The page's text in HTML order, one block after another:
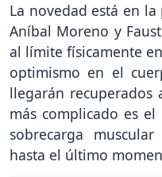
La novedad está en la
Aníbal Moreno y
al límite físicamente
optimismo en el
llegarán
más complicado es
sobrecarga
hasta el último